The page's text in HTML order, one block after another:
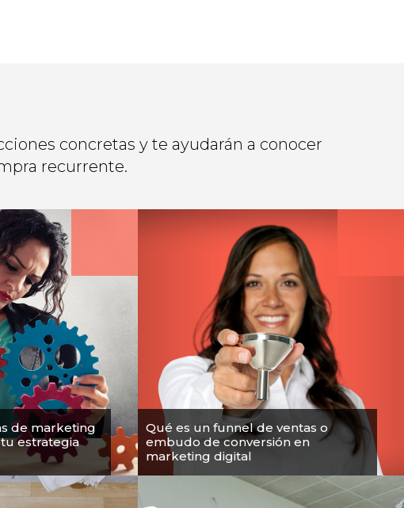
concretas y te ayudarán a conocer
recurrente.
de marketing
estrategia
Qué es un funnel de ventas o
embudo de conversión en
marketing digital